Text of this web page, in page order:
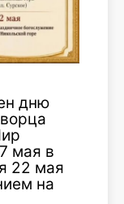
дню
мая в
22 мая
на